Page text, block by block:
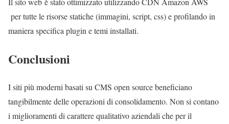
per tutte le risorse statiche (immagini, script, css) e profilando in
maniera specifica plugin e temi installati.
Conclusioni
I siti più moderni basati su CMS open source beneficiano
tangibilmente delle operazioni di consolidamento. Non si contano
i miglioramenti di carattere qualitativo aziendali che per il